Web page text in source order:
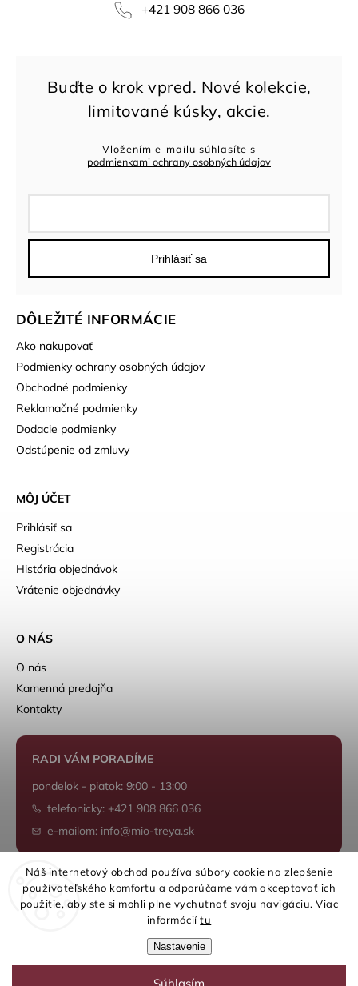
Náš internetový obchod používa súbory cookie na zlepšenie
používateľského komfortu a odporúčame vám akceptovať ich
použitie, aby ste si mohli plne vychutnať svoju navigáciu. Viac
informáciítu
Nastavenie
+421 908 866 036
DÔLEŽITÉ INFORMÁCIE
Ako nakupovať
Podmienky ochrany osobných údajov
Obchodné podmienky
Reklamačné podmienky
Dodacie podmienky
Odstúpenie od zmluvy
MÔJ ÚČET
Prihlásiť sa
Registrácia
História objednávok
Vrátenie objednávky
Vložením e-mailu súhlasíte s
podmienkami ochrany osobných údajov
Prihlásiť sa
O NÁS
O nás
Kamenná predajňa
Kontakty
RADI VÁM PORADÍME
pondelok - piatok: 9:00 - 13:00
telefonicky: +421 908 866 036
e-mailom: info@mio-treya.sk
Shoptet.sk